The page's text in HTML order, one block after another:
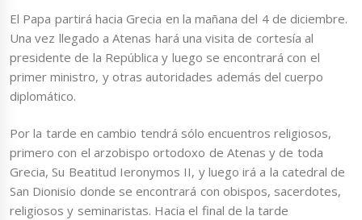
El Papa partirá hacia Grecia en la mañana del 4 de diciembre.
Una vez llegado a Atenas hará una visita de cortesía al
presidente de la República y luego se encontrará con el
primer ministro, y otras autoridades además del cuerpo
diplomático.
Por la tarde en cambio tendrá sólo encuentros religiosos,
primero con el arzobispo ortodoxo de Atenas y de toda
Grecia, Su Beatitud Ieronymos II, y luego irá a la catedral de
San Dionisio donde se encontrará con obispos, sacerdotes,
religiosos y seminaristas. Hacia el final de la tarde